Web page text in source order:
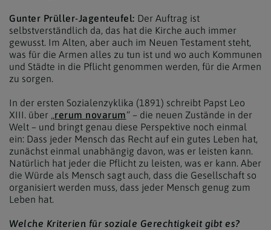
Gunter Prüller-Jagenteufel: Der Auftrag ist
selbstverständlich da, das hat die Kirche auch immer
gewusst. Im Alten, aber auch im Neuen Testament steht,
was für die Armen alles zu tun ist und wo auch Kommunen
und Städte in die Pflicht genommen werden, für die Armen
zu sorgen.
In der ersten Sozialenzyklika (1891) schreibt Papst Leo
XIII. über „rerum novarum“ – die neuen Zustände in der
Welt – und bringt genau diese Perspektive noch einmal
ein: Dass jeder Mensch das Recht auf ein gutes Leben hat,
zunächst einmal unabhängig davon, was er leisten kann.
Natürlich hat jeder die Pflicht zu leisten, was er kann. Aber
die Würde als Mensch sagt auch, dass die Gesellschaft so
organisiert werden muss, dass jeder Mensch genug zum
Leben hat.
Welche Kriterien für soziale Gerechtigkeit gibt es?